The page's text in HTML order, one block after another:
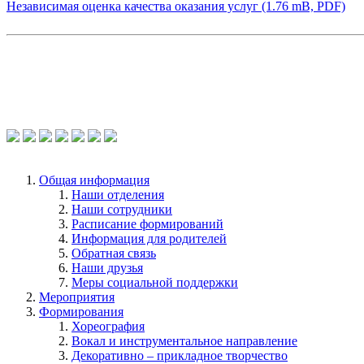
Независимая оценка качества оказания услуг (1.76 mB, PDF)
Общая информация
Наши отделения
Наши сотрудники
Расписание формирований
Информация для родителей
Обратная связь
Наши друзья
Меры социальной поддержки
Мероприятия
Формирования
Хореография
Вокал и инструментальное направление
Декоративно – прикладное творчество